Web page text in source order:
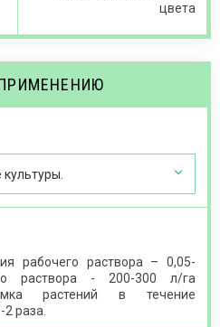
цвета
рабочего раствора – 0,05-
раствора - 200-300 л/га
растений в течение
раза.